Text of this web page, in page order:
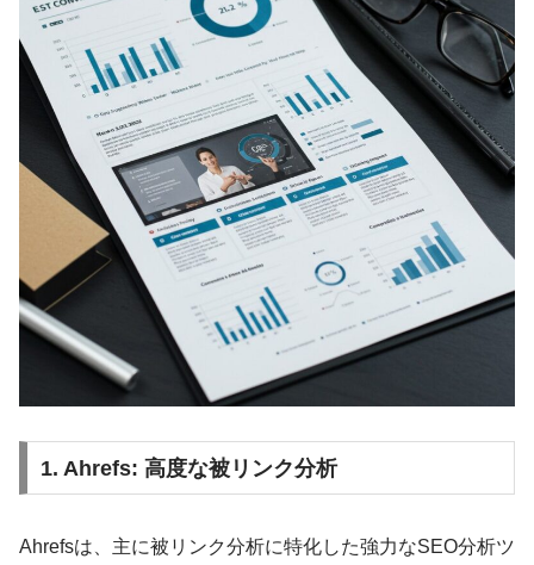
1. Ahrefs: 高度な被リンク分析
Ahrefsは、主に被リンク分析に特化した強力なSEO分析ツ